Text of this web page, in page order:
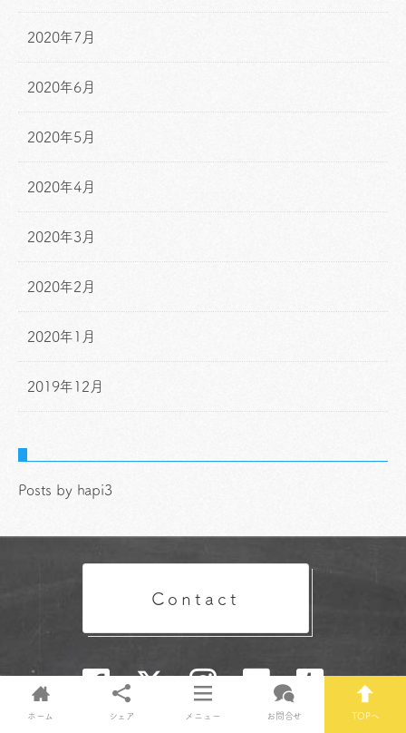
2020年7月
2020年6月
2020年5月
2020年4月
2020年3月
2020年2月
2020年1月
2019年12月
Posts by hapi3
Contact
ホーム シェア メニュー お問合せ TOPへ